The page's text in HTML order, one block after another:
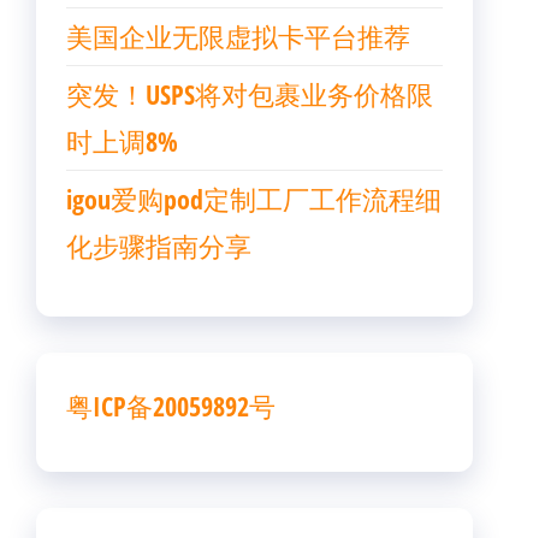
美国企业无限虚拟卡平台推荐
突发！USPS将对包裹业务价格限
时上调8%
igou爱购pod定制工厂工作流程细
化步骤指南分享
粤ICP备20059892号